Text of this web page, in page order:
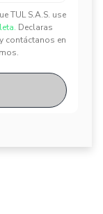
TUL S.A.S. use
Declaras
y contáctanos en
✕
✕